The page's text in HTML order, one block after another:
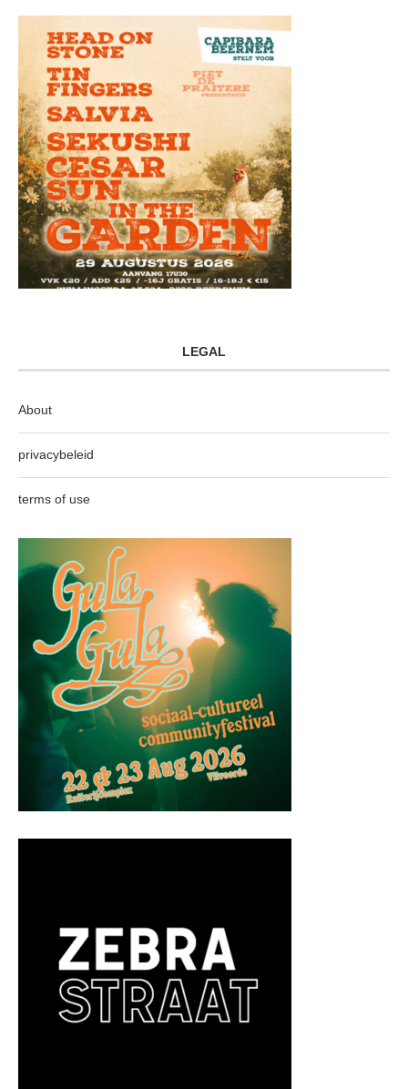
LEGAL
About
privacybeleid
terms of use